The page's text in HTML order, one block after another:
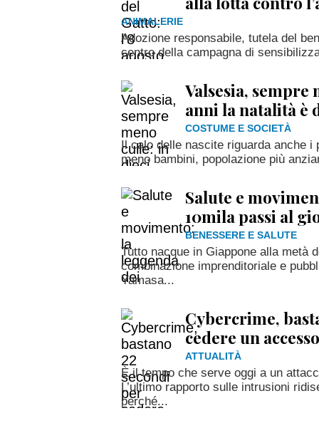
ANIMALERIE
Adozione responsabile, tutela del
centro della campagna di
Valsesia,
anni la natalità è
COSTUME E SOCIETÀ
Il calo delle nascite riguarda anche
meno bambini, popolazione più
Salute e
10mila passi al
BENESSERE E SALUTE
Tutto nacque in Giappone alla metà
combinazione imprenditoriale e
Yamasa...
Cybercrime,
cedere un
ATTUALITÀ
È il tempo che serve oggi a un
L’ultimo rapporto sulle intrusioni
perché...